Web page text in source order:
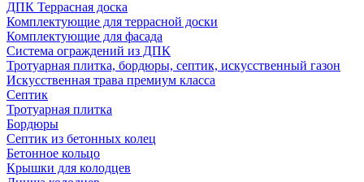
ДПК Террасная доска
Комплектующие для террасной доски
Комплектующие для фасада
Система ограждений из ДПК
Тротуарная плитка, бордюры, септик, искусственный газон
Искусственная трава премиум класса
Септик
Тротуарная плитка
Бордюры
Септик из бетонных колец
Бетонное кольцо
Крышки для колодцев